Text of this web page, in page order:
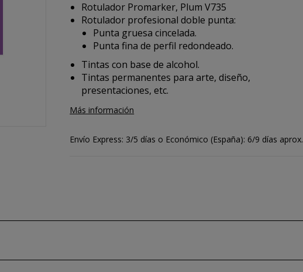
Rotulador Promarker, Plum V735
Rotulador profesional doble punta:
Punta gruesa cincelada.
Punta fina de perfil redondeado.
Tintas con base de alcohol.
Tintas permanentes para arte, diseño,
presentaciones, etc.
Más información
Envío Express: 3/5 días o Económico (España): 6/9 días aprox.